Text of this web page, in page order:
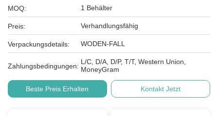
MOQ: 1 Behälter
Preis: Verhandlungsfähig
Verpackungsdetails: WODEN-FALL
Zahlungsbedingungen:
L/C, D/A, D/P, T/T, Western Union,
MoneyGram
Beste Preis Erhalten Kontakt Jetzt